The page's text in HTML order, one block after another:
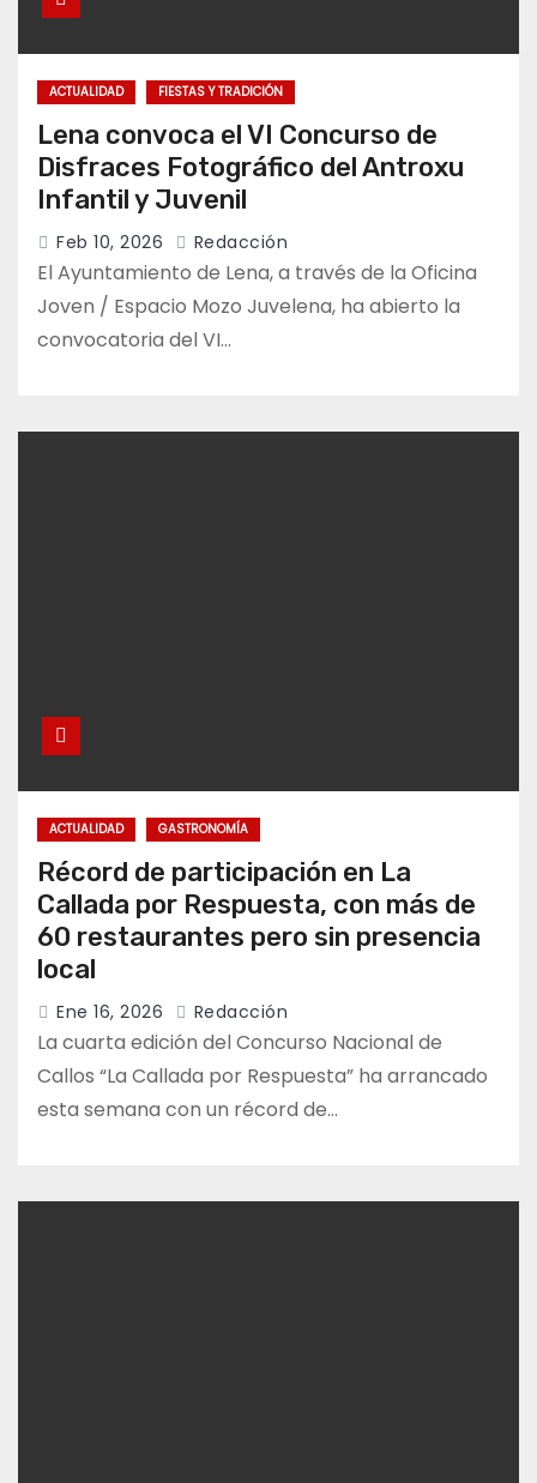
ACTUALIDAD FIESTAS Y TRADICIÓN
Lena convoca el VI Concurso de
Disfraces Fotográfico del Antroxu
Infantil y Juvenil
Feb 10, 2026 Redacción
El Ayuntamiento de Lena, a través de la Oficina
Joven / Espacio Mozo Juvelena, ha abierto la
convocatoria del VI…
ACTUALIDAD GASTRONOMÍA
Récord de participación en La
Callada por Respuesta, con más de
60 restaurantes pero sin presencia
local
Ene 16, 2026 Redacción
La cuarta edición del Concurso Nacional de
Callos “La Callada por Respuesta” ha arrancado
esta semana con un récord de…